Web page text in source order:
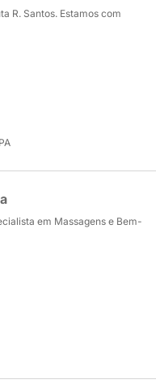
R. Santos. Estamos com
em Massagens e Bem-